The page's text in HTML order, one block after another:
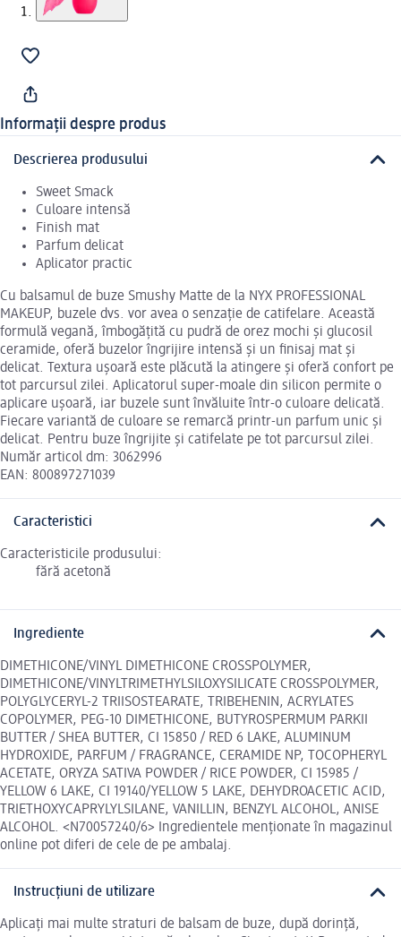
Informații despre produs
Descrierea produsului
Sweet Smack
Culoare intensă
Finish mat
Parfum delicat
Aplicator practic
Cu balsamul de buze Smushy Matte de la NYX PROFESSIONAL
MAKEUP, buzele dvs. vor avea o senzație de catifelare. Această
formulă vegană, îmbogățită cu pudră de orez mochi și glucosil
ceramide, oferă buzelor îngrijire intensă și un finisaj mat și
delicat. Textura ușoară este plăcută la atingere și oferă confort pe
tot parcursul zilei. Aplicatorul super-moale din silicon permite o
aplicare ușoară, iar buzele sunt învăluite într-o culoare delicată.
Fiecare variantă de culoare se remarcă printr-un parfum unic și
delicat. Pentru buze îngrijite și catifelate pe tot parcursul zilei.
Număr articol dm: 3062996
EAN: 800897271039
Caracteristici
Caracteristicile produsului:
fără acetonă
Ingrediente
DIMETHICONE/VINYL DIMETHICONE CROSSPOLYMER,
DIMETHICONE/VINYLTRIMETHYLSILOXYSILICATE CROSSPOLYMER,
POLYGLYCERYL-2 TRIISOSTEARATE, TRIBEHENIN, ACRYLATES
COPOLYMER, PEG-10 DIMETHICONE, BUTYROSPERMUM PARKII
BUTTER / SHEA BUTTER, CI 15850 / RED 6 LAKE, ALUMINUM
HYDROXIDE, PARFUM / FRAGRANCE, CERAMIDE NP, TOCOPHERYL
ACETATE, ORYZA SATIVA POWDER / RICE POWDER, CI 15985 /
YELLOW 6 LAKE, CI 19140/YELLOW 5 LAKE, DEHYDROACETIC ACID,
TRIETHOXYCAPRYLYLSILANE, VANILLIN, BENZYL ALCOHOL, ANISE
ALCOHOL. <N70057240/6> Ingredientele menționate în magazinul
online pot diferi de cele de pe ambalaj.
Instrucțiuni de utilizare
Aplicați mai multe straturi de balsam de buze, după dorință,